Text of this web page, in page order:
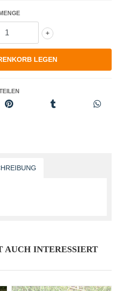
MENGE
+
INTERESSIERT